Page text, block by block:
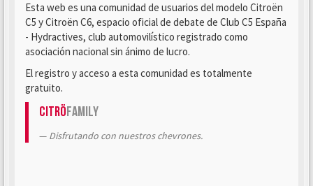
Esta web es una comunidad de usuarios del modelo Citroën
C5 y Citroën C6, espacio oficial de debate de Club C5 España
- Hydractives, club automovilístico registrado como
asociación nacional sin ánimo de lucro.
El registro y acceso a esta comunidad es totalmente
gratuito.
CitröFamily
Disfrutando con nuestros chevrones.